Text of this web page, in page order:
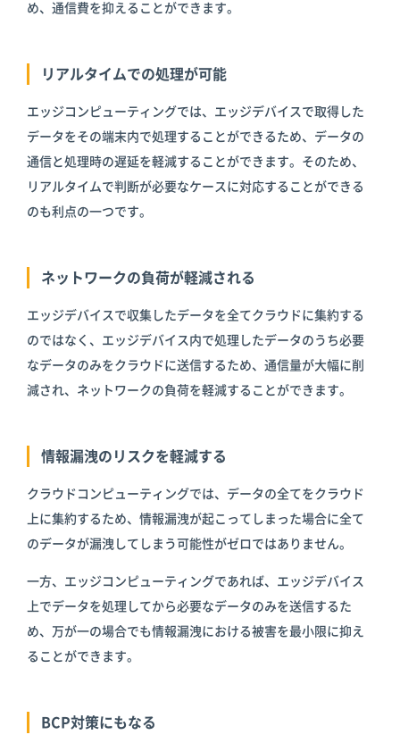
め、通信費を抑えることができます。
リアルタイムでの処理が可能
エッジコンピューティングでは、エッジデバイスで取得した
データをその端末内で処理することができるため、データの
通信と処理時の遅延を軽減することができます。そのため、
リアルタイムで判断が必要なケースに対応することができる
のも利点の一つです。
ネットワークの負荷が軽減される
エッジデバイスで収集したデータを全てクラウドに集約する
のではなく、エッジデバイス内で処理したデータのうち必要
なデータのみをクラウドに送信するため、通信量が大幅に削
減され、ネットワークの負荷を軽減することができます。
情報漏洩のリスクを軽減する
クラウドコンピューティングでは、データの全てをクラウド
上に集約するため、情報漏洩が起こってしまった場合に全て
のデータが漏洩してしまう可能性がゼロではありません。
一方、エッジコンピューティングであれば、エッジデバイス
上でデータを処理してから必要なデータのみを送信するた
め、万が一の場合でも情報漏洩における被害を最小限に抑え
ることができます。
BCP対策にもなる